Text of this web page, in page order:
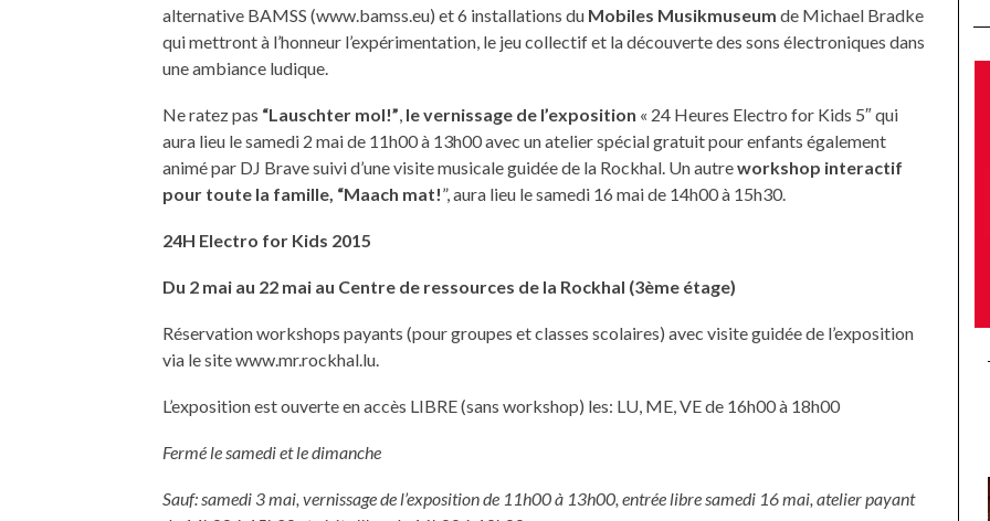
alternative BAMSS (www.bamss.eu) et 6 installations du Mobiles Musikmuseum de Michael Bradke
qui mettront à l’honneur l’expérimentation, le jeu collectif et la découverte des sons électroniques dans
une ambiance ludique.
Ne ratez pas “Lauschter mol!”, le vernissage de l’exposition « 24 Heures Electro for Kids 5″ qui
aura lieu le samedi 2 mai de 11h00 à 13h00 avec un atelier spécial gratuit pour enfants également
animé par DJ Brave suivi d’une visite musicale guidée de la Rockhal. Un autreworkshop interactif
pour toute la famille, “Maach mat!”, aura lieu le samedi 16 mai de 14h00 à 15h30.
24H Electro for Kids 2015
Du 2 mai au 22 mai au Centre de ressources de la Rockhal (3ème étage)
Réservation workshops payants (pour groupes et classes scolaires) avec visite guidée de l’exposition
via le site www.mr.rockhal.lu.
L’exposition est ouverte en accès LIBRE (sans workshop) les: LU, ME, VE de 16h00 à 18h00
Fermé le samedi et le dimanche
Sauf: samedi 3 mai, vernissage de l’exposition de 11h00 à 13h00, entrée libre samedi 16 mai, atelier payant